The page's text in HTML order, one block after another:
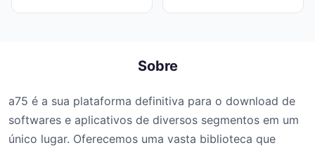
Sobre
a75 é a sua plataforma definitiva para o download de
softwares e aplicativos de diversos segmentos em um
único lugar. Oferecemos uma vasta biblioteca que